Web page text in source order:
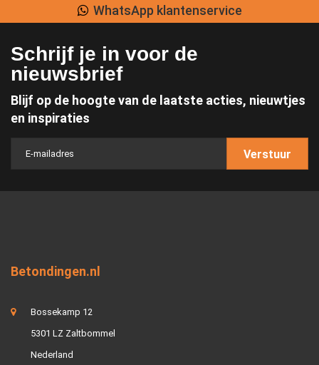
WhatsApp klantenservice
Schrijf je in voor de
nieuwsbrief
Blijf op de hoogte van de laatste acties, nieuwtjes
en inspiraties
Verstuur
Betondingen.nl
Bossekamp 12
5301 LZ Zaltbommel
Nederland